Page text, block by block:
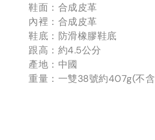
鞋面：合成皮革
內裡：合成皮革
鞋底：防滑橡膠鞋底
跟高：約4.5公分
產地：中國
重量：一雙38號約407g(不